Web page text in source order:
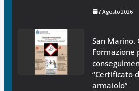
7 Agosto 2026
San Marino.
Formazione
“Certificato
armaiolo”